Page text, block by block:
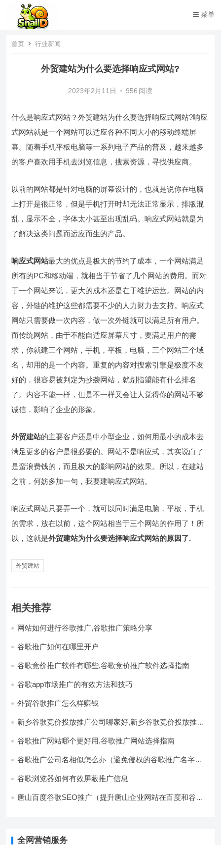
菜单
首页 行业新闻
外贸建站为什么要选择响应式网站?
2023年2月11日 • 956 阅读
什么是响应式网站？外贸建站为什么要选择响应式网站?响应
式网站就是一个网站可以适应各种不同大小的移动终端屏
幕。随着手机平板电脑等一系列电子产品的普及，越来越多
的客户喜欢用手机去浏览信息，搜索资源，寻找供应商。
以前的网站都是针对电脑的屏幕设计的，也就是说你在电脑
上打开是很正常，但是手机打开时却无法正常显示，排版混
乱，显示不全，字体太小甚至出现乱码。响应式网站就是为
了解决这类问题而运应而生的产品。
响应式网站最大的优点是极大的节约了成本，一个网站满足
所有的PC和移动端，就相当于节省了几个网站的费用。而对
于一个网站来说，更大的成本还是在于维护运营。网站的内
容，外链的维护这些都需要不少的人力财力去支持。响应式
网站只需要做一次内容，做一次外链就可以满足所有用户。
而传统网站，由于不能自适应屏幕尺寸，要满足用户的需
求，你就建三个网站，手机，平板，电脑，三个网站三个域
名，却用的是一个内容。重复的内容对搜索引擎是极度不友
好的，很容易被判定为抄袭网站，就别指望能有什么排名
了。内容不能一样，但是不一样又会让人觉得你的网站不够
诚信，影响了企业的形象。
外贸建站的主要客户还是中小型企业，如何用最小的成本去
满足更多的客户是很必要的。网站不是响应式，其实说白了
是蛮浪费钱的，而且极大的影响网站的效果。所以，在建站
之前，何妨多加一句，我要建响应式网站。
响应式网站只要弄一个，就可以同时满足电脑，平板，手机
的需求，放在以前，这个网站相当于三个网站的作用了！所
以，这就是外贸建站为什么要选择响应式网站的原因了.
外贸建站
相关推荐
网站如何进行谷歌推广,谷歌推广策略分享
谷歌推广如何在哪里开户
谷歌竞价推广软件有哪些,谷歌竞价推广软件选择指南
谷歌app市场推广的有效方法和技巧
外贸谷歌推广怎么样赚钱
新乡谷歌竞价投放推广公司哪家好,新乡谷歌竞价投放推广
谷歌推广网站哪个更好用,谷歌推广网站选择指南
谷歌推广公司名相似怎么办（避免侵权的谷歌推广名字选
谷歌浏览器如何有效屏蔽推广信息
唐山百度谷歌SEO推广（提升唐山企业网站在百度和谷歌
全网营销服务